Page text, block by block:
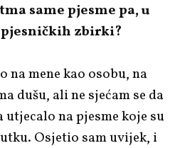
same pjesme pa, u
zbirki?
na mene kao osobu, na
dušu, ali ne sjećam se da
na pjesme koje su
Osjetio sam uvijek, i